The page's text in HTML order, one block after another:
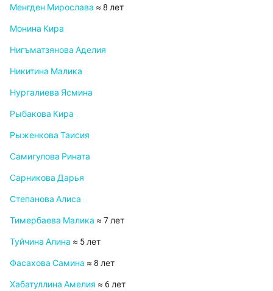
Менгден Мирослава ≈ 8 лет
Монина Кира
Нигъматзянова Аделия
Никитина Малика
Нургалиева Ясмина
Рыбакова Кира
Рыженкова Таисия
Самигулова Рината
Сарникова Дарья
Степанова Алиса
Тимербаева Малика ≈ 7 лет
Туйчина Алина ≈ 5 лет
Фасахова Самина ≈ 8 лет
Хабатуллина Амелия ≈ 6 лет